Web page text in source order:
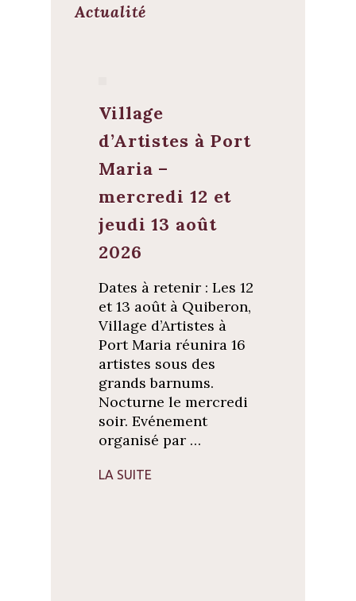
Actualité
Village
d’Artistes à Port
Maria –
mercredi 12 et
jeudi 13 août
2026
Dates à retenir : Les 12
et 13 août à Quiberon,
Village d’Artistes à
Port Maria réunira 16
artistes sous des
grands barnums.
Nocturne le mercredi
soir. Evénement
organisé par …
LA SUITE